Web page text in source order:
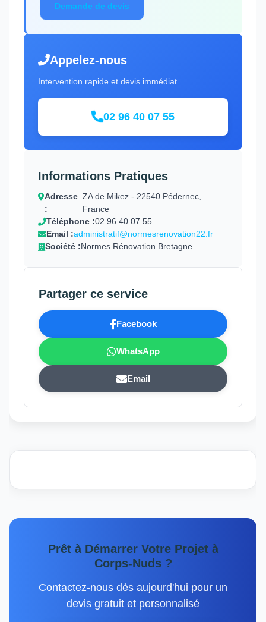
Demande de devis
Appelez-nous
Intervention rapide et devis immédiat
02 96 40 07 55
Informations Pratiques
Adresse
:
ZA de Mikez - 22540 Pédernec,
France
Téléphone :02 96 40 07 55
Email :administratif@normesrenovation22.fr
Société :Normes Rénovation Bretagne
Partager ce service
Facebook
WhatsApp
Email
Prêt à Démarrer Votre Projet à
Corps-Nuds ?
Contactez-nous dès aujourd'hui pour un
devis gratuit et personnalisé